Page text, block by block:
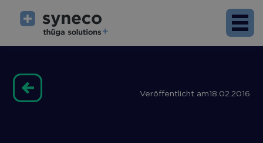
Veröffentlicht am18.02.2016